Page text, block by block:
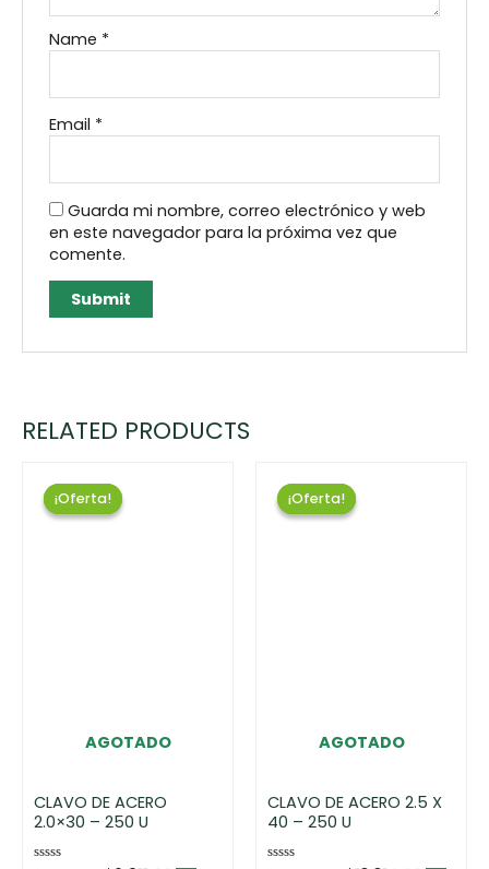
Name *
Email *
Guarda mi nombre, correo electrónico y web
en este navegador para la próxima vez que
comente.
RELATED PRODUCTS
¡Oferta!
AGOTADO
¡Oferta!
CLAVO DE ACERO
2.0×30 – 250 U
¡Oferta!
AGOTADO
¡Oferta!
CLAVO DE ACERO 2.5 X
40 – 250 U